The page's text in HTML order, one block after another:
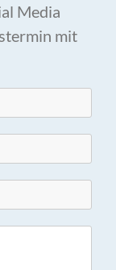
Media
mit